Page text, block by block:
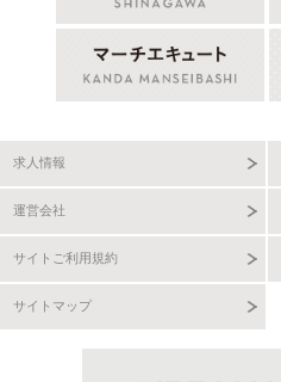
求人情報
運営会社
サイトご利用規約
サイトマップ